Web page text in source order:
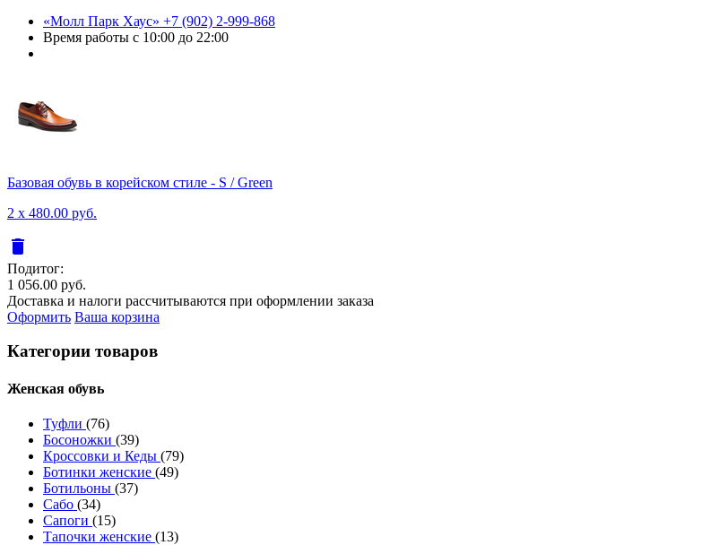
«Молл Парк Хаус» +7 (902) 2-999-868
Время работы с 10:00 до 22:00
Базовая обувь в корейском стиле - S / Green
2 x 480.00 руб.
delete
Подитог:
1 056.00 руб.
Доставка и налоги рассчитываются при оформлении заказа
Оформить Ваша корзина
Категории товаров
Женcкая обувь
Туфли (76)
Босоножки (39)
Кроссовки и Кеды (79)
Ботинки женские (49)
Ботильоны (37)
Сабо (34)
Сапоги (15)
Тапочки женские (13)